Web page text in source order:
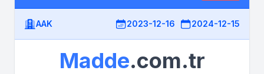
AAK 2023-12-16 2024-12-15
Madde.com.tr